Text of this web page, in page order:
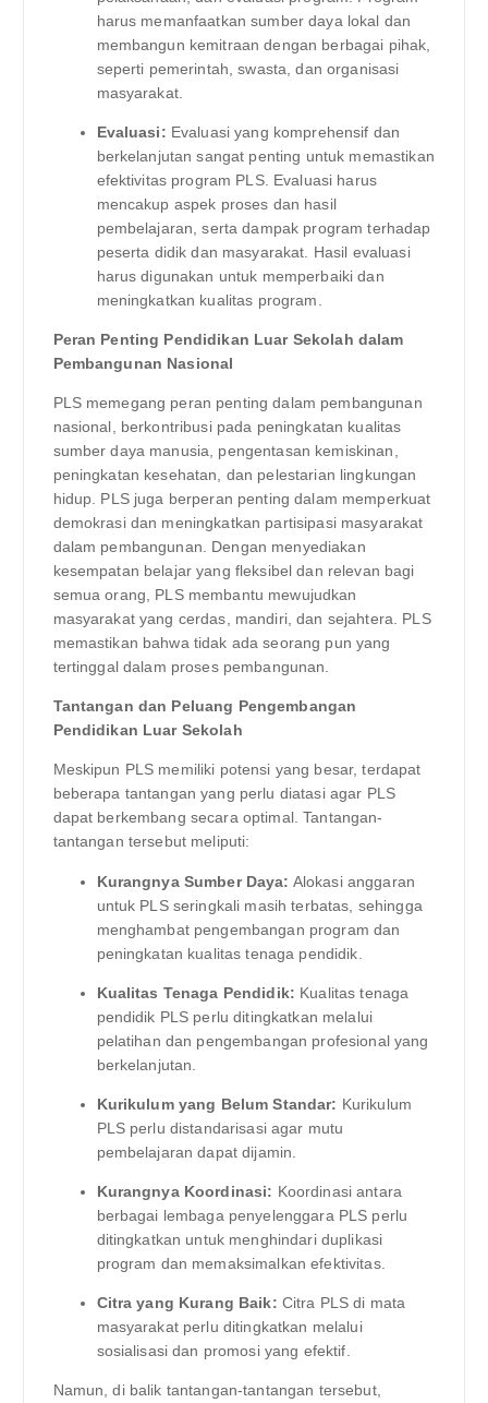
harus memanfaatkan sumber daya lokal dan
membangun kemitraan dengan berbagai pihak,
seperti pemerintah, swasta, dan organisasi
masyarakat.
Evaluasi: Evaluasi yang komprehensif dan
berkelanjutan sangat penting untuk memastikan
efektivitas program PLS. Evaluasi harus
mencakup aspek proses dan hasil
pembelajaran, serta dampak program terhadap
peserta didik dan masyarakat. Hasil evaluasi
harus digunakan untuk memperbaiki dan
meningkatkan kualitas program.
Peran Penting Pendidikan Luar Sekolah dalam
Pembangunan Nasional
PLS memegang peran penting dalam pembangunan
nasional, berkontribusi pada peningkatan kualitas
sumber daya manusia, pengentasan kemiskinan,
peningkatan kesehatan, dan pelestarian lingkungan
hidup. PLS juga berperan penting dalam memperkuat
demokrasi dan meningkatkan partisipasi masyarakat
dalam pembangunan. Dengan menyediakan
kesempatan belajar yang fleksibel dan relevan bagi
semua orang, PLS membantu mewujudkan
masyarakat yang cerdas, mandiri, dan sejahtera. PLS
memastikan bahwa tidak ada seorang pun yang
tertinggal dalam proses pembangunan.
Tantangan dan Peluang Pengembangan
Pendidikan Luar Sekolah
Meskipun PLS memiliki potensi yang besar, terdapat
beberapa tantangan yang perlu diatasi agar PLS
dapat berkembang secara optimal. Tantangan-
tantangan tersebut meliputi:
Kurangnya Sumber Daya: Alokasi anggaran
untuk PLS seringkali masih terbatas, sehingga
menghambat pengembangan program dan
peningkatan kualitas tenaga pendidik.
Kualitas Tenaga Pendidik: Kualitas tenaga
pendidik PLS perlu ditingkatkan melalui
pelatihan dan pengembangan profesional yang
berkelanjutan.
Kurikulum yang Belum Standar: Kurikulum
PLS perlu distandarisasi agar mutu
pembelajaran dapat dijamin.
Kurangnya Koordinasi: Koordinasi antara
berbagai lembaga penyelenggara PLS perlu
ditingkatkan untuk menghindari duplikasi
program dan memaksimalkan efektivitas.
Citra yang Kurang Baik: Citra PLS di mata
masyarakat perlu ditingkatkan melalui
sosialisasi dan promosi yang efektif.
Namun, di balik tantangan-tantangan tersebut,